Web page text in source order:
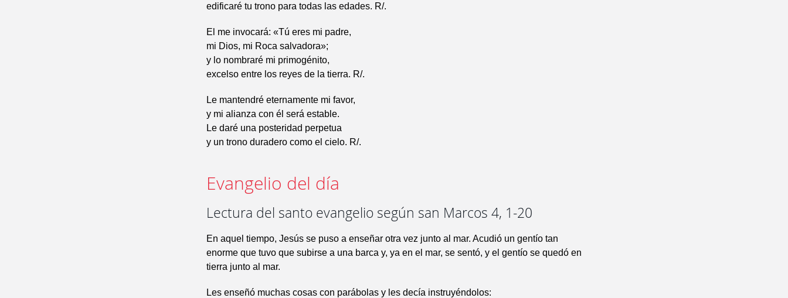
edificaré tu trono para todas las edades. R/.
El me invocará: «Tú eres mi padre,
mi Dios, mi Roca salvadora»;
y lo nombraré mi primogénito,
excelso entre los reyes de la tierra. R/.
Le mantendré eternamente mi favor,
y mi alianza con él será estable.
Le daré una posteridad perpetua
y un trono duradero como el cielo. R/.
Evangelio del día
Lectura del santo evangelio según san Marcos 4, 1-20
En aquel tiempo, Jesús se puso a enseñar otra vez junto al mar. Acudió un gentío tan
enorme que tuvo que subirse a una barca y, ya en el mar, se sentó, y el gentío se quedó en
tierra junto al mar.
Les enseñó muchas cosas con parábolas y les decía instruyéndolos: